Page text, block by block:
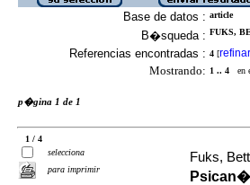
Base de datos : article
B�squeda : FUKS,
Referencias encontradas : 4 [refinar
Mostrando: 1 .. 4 en
p�gina 1 de 1
1 / 4
selecciona
para imprimir
Fuks,